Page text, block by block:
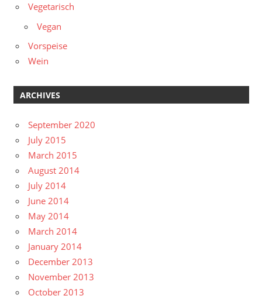
Vegetarisch
Vegan
Vorspeise
Wein
ARCHIVES
September 2020
July 2015
March 2015
August 2014
July 2014
June 2014
May 2014
March 2014
January 2014
December 2013
November 2013
October 2013